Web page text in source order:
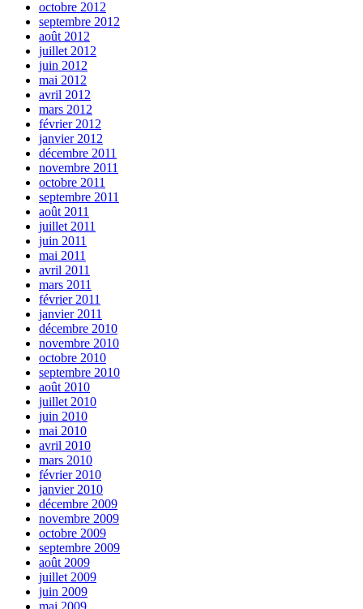
octobre 2012
septembre 2012
août 2012
juillet 2012
juin 2012
mai 2012
avril 2012
mars 2012
février 2012
janvier 2012
décembre 2011
novembre 2011
octobre 2011
septembre 2011
août 2011
juillet 2011
juin 2011
mai 2011
avril 2011
mars 2011
février 2011
janvier 2011
décembre 2010
novembre 2010
octobre 2010
septembre 2010
août 2010
juillet 2010
juin 2010
mai 2010
avril 2010
mars 2010
février 2010
janvier 2010
décembre 2009
novembre 2009
octobre 2009
septembre 2009
août 2009
juillet 2009
juin 2009
mai 2009